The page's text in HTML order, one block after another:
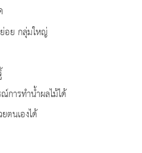
อย กลุ่มใหญ่
ณ์การทำน้ำผลไม้ได้
ตนเองได้